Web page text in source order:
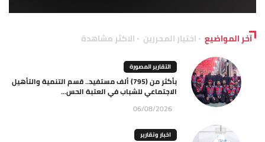
آخر المواضيع اختيار المحررين الاكثر مشاهدة
التقارير المصورة
بأكثر من (795) ألف مستفيد.. قسم التنمية والتأهيل
الاجتماعي للشباب في العتبة الحس...
06/08/2026
اخبار وتقارير